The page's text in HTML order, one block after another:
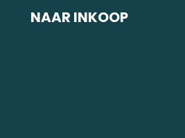
NAAR INKOOP